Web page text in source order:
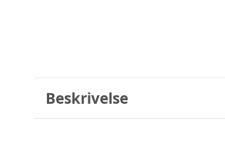
Beskrivelse